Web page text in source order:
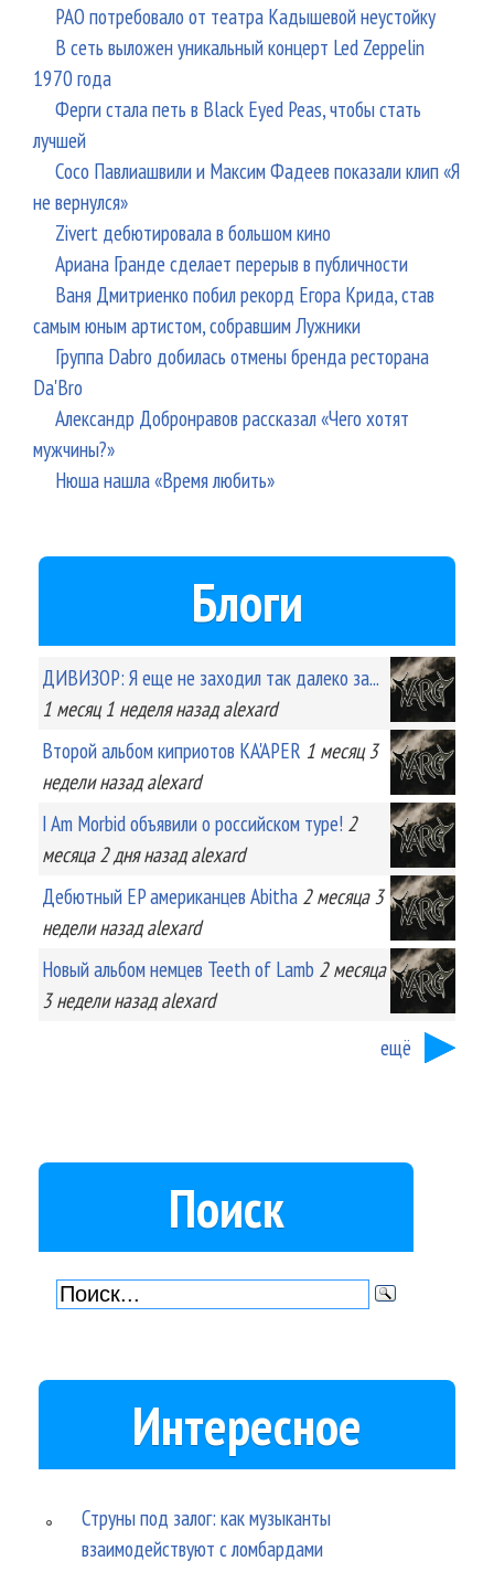
РАО потребовало от театра Кадышевой неустойку
В сеть выложен уникальный концерт Led Zeppelin
1970 года
Ферги стала петь в Black Eyed Peas, чтобы стать
лучшей
Сосо Павлиашвили и Максим Фадеев показали клип «Я
не вернулся»
Zivert дебютировала в большом кино
Ариана Гранде сделает перерыв в публичности
Ваня Дмитриенко побил рекорд Егора Крида, став
самым юным артистом, собравшим Лужники
Группа Dabro добилась отмены бренда ресторана
Da'Bro
Александр Добронравов рассказал «Чего хотят
мужчины?»
Нюша нашла «Время любить»
Блоги
ДИВИЗОР: Я еще не заходил так далеко за...
1 месяц 1 неделяназад alexard
Второй альбом киприотов KA'APER 1 месяц 3
неделиназад alexard
I Am Morbid объявили о российском туре! 2
месяца 2 дняназад alexard
Дебютный EP американцев Abitha 2 месяца 3
неделиназад alexard
Новый альбом немцев Teeth of Lamb 2 месяца
3 неделиназад alexard
ещё
Поиск
Интересное
Струны под залог: как музыканты
взаимодействуют с ломбардами